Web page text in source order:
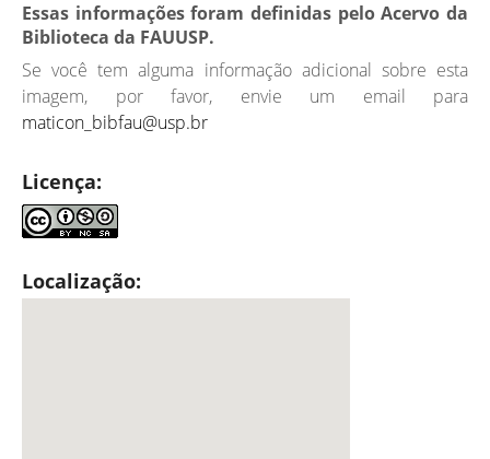
Essas informações foram definidas pelo Acervo da
Biblioteca da FAUUSP.
Se você tem alguma informação adicional sobre esta
imagem, por favor, envie um email para
maticon_bibfau@usp.br
Licença:
Localização: